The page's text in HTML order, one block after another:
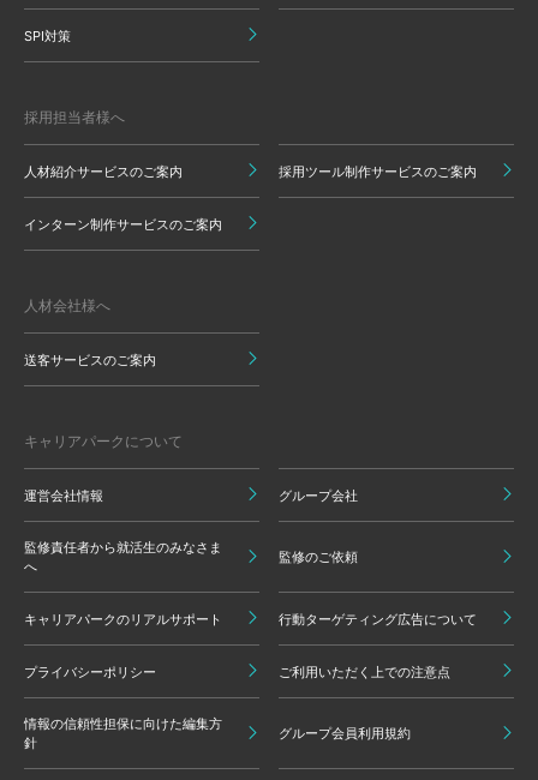
SPI対策
採用担当者様へ
人材紹介サービスのご案内 採用ツール制作サービスのご案内
インターン制作サービスのご案内
人材会社様へ
送客サービスのご案内
キャリアパークについて
運営会社情報 グループ会社
監修責任者から就活生のみなさま
へ
監修のご依頼
キャリアパークのリアルサポート 行動ターゲティング広告について
プライバシーポリシー ご利用いただく上での注意点
情報の信頼性担保に向けた編集方
針
グループ会員利用規約